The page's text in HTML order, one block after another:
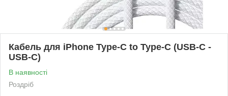
Кабель для iPhone Type-C to Type-C (USB-C -
USB-C)
В наявності
Роздріб